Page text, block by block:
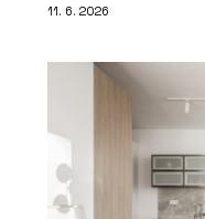
11. 6. 2026